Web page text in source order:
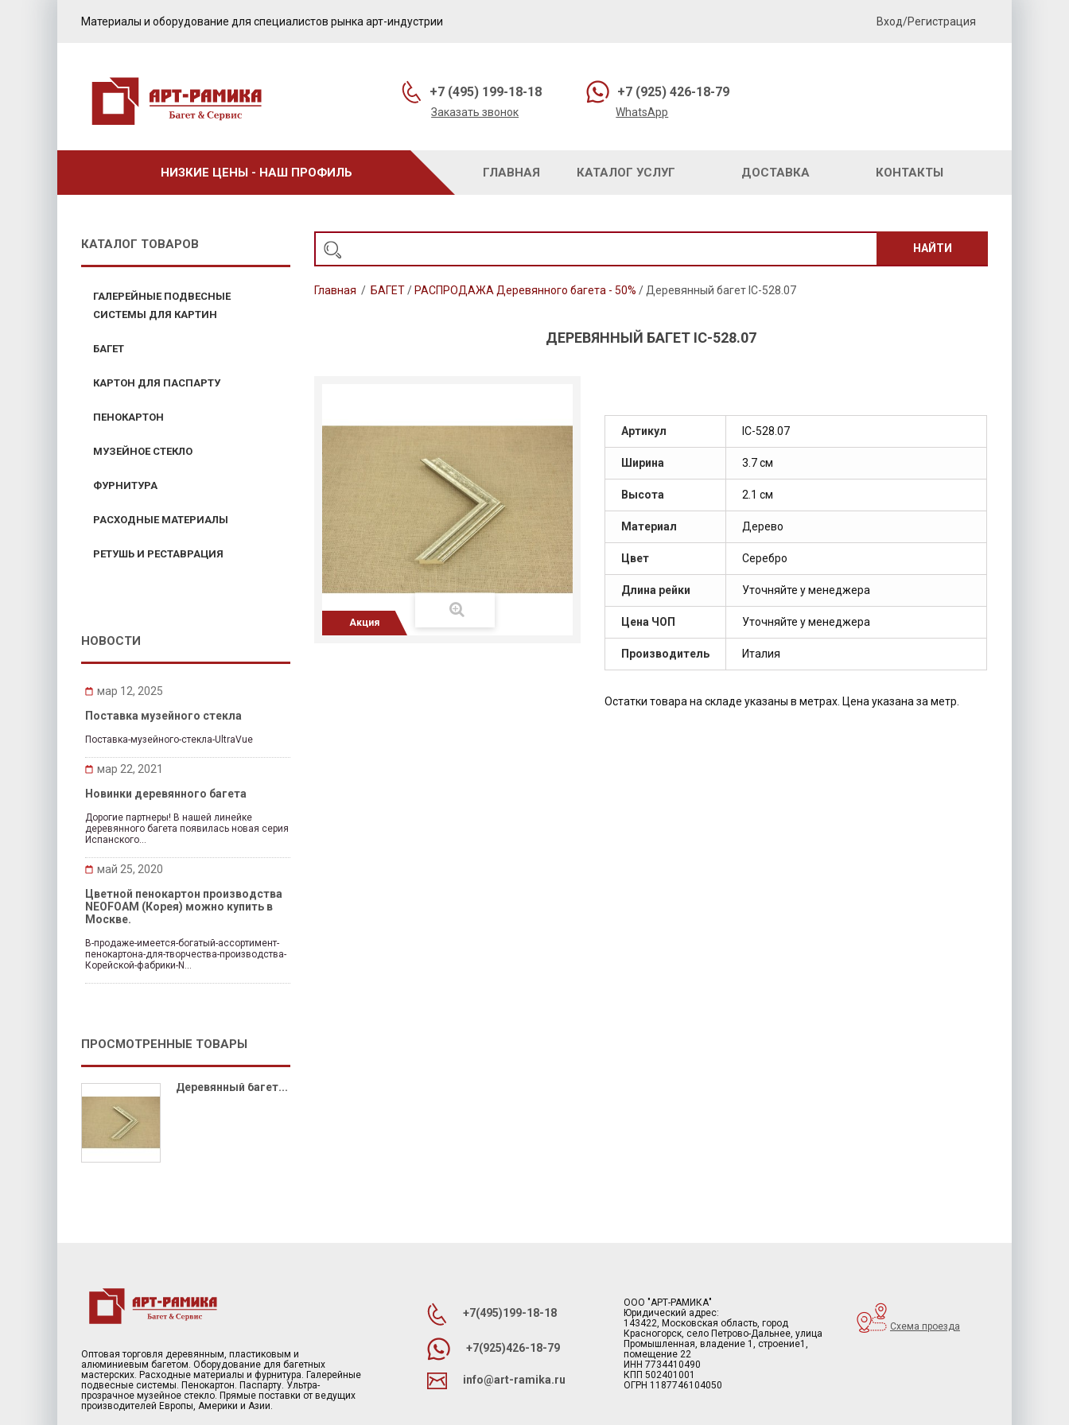
Материалы и оборудование для специалистов рынка арт-индустрии Вход/Регистрация
+7 (495) 199-18-18
Заказать звонок
+7 (925) 426-18-79
WhatsApp
НИЗКИЕ ЦЕНЫ - НАШ ПРОФИЛЬ ГЛАВНАЯ КАТАЛОГ УСЛУГ ДОСТАВКА КОНТАКТЫ
КАТАЛОГ ТОВАРОВ
ГАЛЕРЕЙНЫЕ ПОДВЕСНЫЕ
СИСТЕМЫ ДЛЯ КАРТИН
БАГЕТ
КАРТОН ДЛЯ ПАСПАРТУ
ПЕНОКАРТОН
МУЗЕЙНОЕ СТЕКЛО
ФУРНИТУРА
РАСХОДНЫЕ МАТЕРИАЛЫ
РЕТУШЬ И РЕСТАВРАЦИЯ
НОВОСТИ
мар 12, 2025
Поставка музейного стекла
Поставка-музейного-стекла-UltraVue
мар 22, 2021
Новинки деревянного багета
Дорогие партнеры! В нашей линейке
деревянного багета появилась новая серия
Испанского...
май 25, 2020
Цветной пенокартон производства
NEOFOAM (Корея) можно купить в
Москве.
В-продаже-имеется-богатый-ассортимент-
пенокартона-для-творчества-производства-
Корейской-фабрики-N...
ПРОСМОТРЕННЫЕ ТОВАРЫ
Деревянный багет...
НАЙТИ
Главная / БАГЕТ / РАСПРОДАЖА Деревянного багета - 50% / Деревянный багет IC-528.07
ДЕРЕВЯННЫЙ БАГЕТ IC-528.07
Акция
Артикул IC-528.07
Ширина 3.7 см
Высота 2.1 см
Материал Дерево
Цвет Серебро
Длина рейки Уточняйте у менеджера
Цена ЧОП Уточняйте у менеджера
Производитель Италия
Остатки товара на складе указаны в метрах. Цена указана за метр.
Оптовая торговля деревянным, пластиковым и
алюминиевым багетом. Оборудование для багетных
мастерских. Расходные материалы и фурнитура. Галерейные
подвесные системы. Пенокартон. Паспарту. Ультра-
прозрачное музейное стекло. Прямые поставки от ведущих
производителей Европы, Америки и Азии.
+7(495)199-18-18
+7(925)426-18-79
info@art-ramika.ru
ООО "АРТ-РАМИКА"
Юридический адрес:
143422, Московская область, город
Красногорск, село Петрово-Дальнее, улица
Промышленная, владение 1, строение1,
помещение 22
ИНН 7734410490
КПП 502401001
ОГРН 1187746104050
Схема проезда